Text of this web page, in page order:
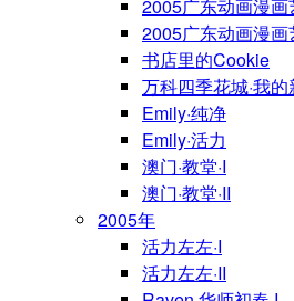
2005广东动画漫画
2005广东动画漫画
书店里的Cookie
万科四季花城·我的
Emily·纯净
Emily·活力
澳门·教堂·I
澳门·教堂·II
2005年
活力左左·I
活力左左·II